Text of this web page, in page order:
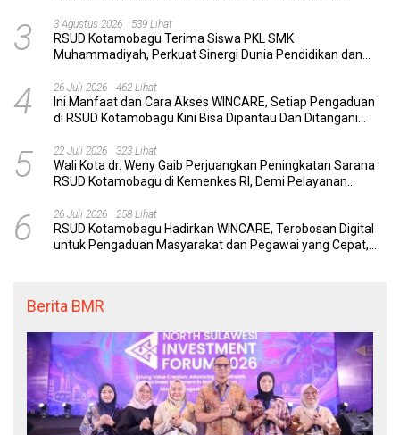
3 3 Agustus 2026 539 Lihat
RSUD Kotamobagu Terima Siswa PKL SMK
Muhammadiyah, Perkuat Sinergi Dunia Pendidikan dan
4 26 Juli 2026 462 Lihat
Ini Manfaat dan Cara Akses WINCARE, Setiap Pengaduan
di RSUD Kotamobagu Kini Bisa Dipantau Dan Ditangani
5 22 Juli 2026 323 Lihat
Wali Kota dr. Weny Gaib Perjuangkan Peningkatan Sarana
RSUD Kotamobagu di Kemenkes RI, Demi Pelayanan
6 26 Juli 2026 258 Lihat
RSUD Kotamobagu Hadirkan WINCARE, Terobosan Digital
untuk Pengaduan Masyarakat dan Pegawai yang Cepat,
Berita BMR